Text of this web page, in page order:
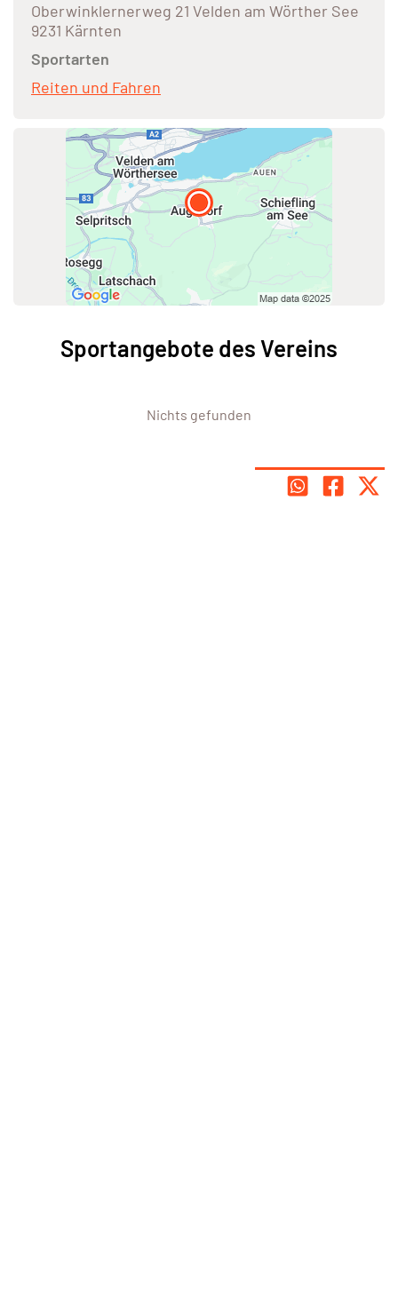
Oberwinklernerweg 21 Velden am Wörther See
9231 Kärnten
Sportarten
Reiten und Fahren
Sportangebote des Vereins
Nichts gefunden